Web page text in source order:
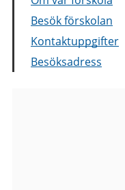
Besök förskolan
Kontaktuppgifter
Besöksadress